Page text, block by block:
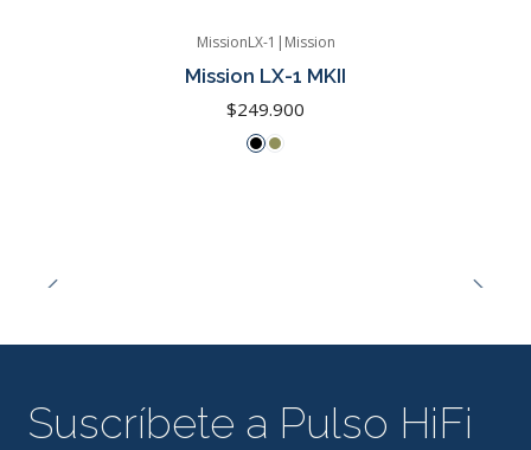
MissionLX-1 | Mission
Mission LX-1 MKII
$249.900
Suscríbete a Pulso HiFi